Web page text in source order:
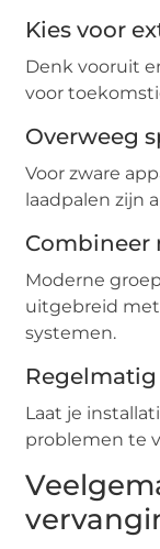
Kies voor
Denk vooruit
voor
Overweeg
Voor zware
laadpalen zijn
Combineer
Moderne
uitgebreid
systemen.
Laat je
problemen te